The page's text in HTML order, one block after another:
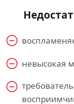
невысокая